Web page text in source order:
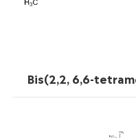
Bis(2,2, 6,6-